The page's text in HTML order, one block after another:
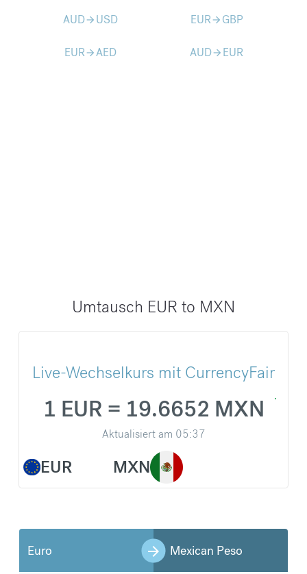
AUDarrow_forward USD EURarrow_forward GBP
EURarrow_forwardAED AUDarrow_forward EUR
Umtausch EUR to MXN
Live-Wechselkurs mit CurrencyFair
EUR
1 EUR = 19.6652 MXN
Aktualisiert am 05:37
MXN
Euro Mexican Peso